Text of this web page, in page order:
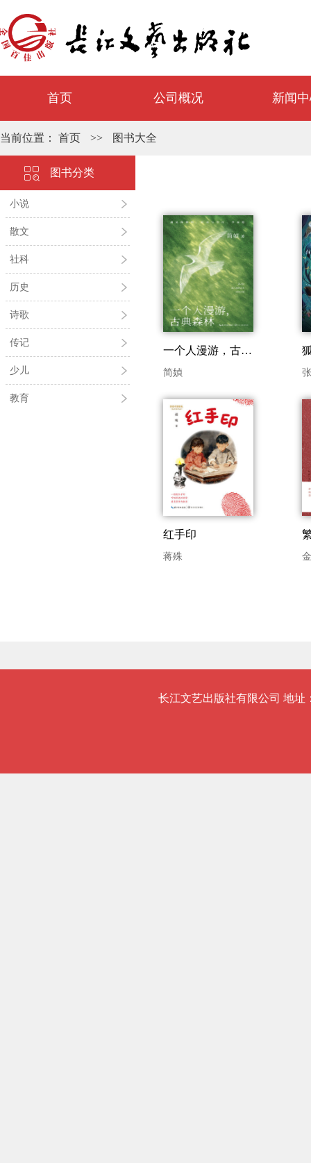
首页 公司概况 新闻
当前位置： 首页 >> 图书大全
图书分类
小说
散文
社科
历史
诗歌
传记
少儿
教育
一个人漫游，古典森林——遇见陶渊明、杜甫与李白、李商隐
简媜
红手印
蒋殊
长江文艺出版社有限公司 地址